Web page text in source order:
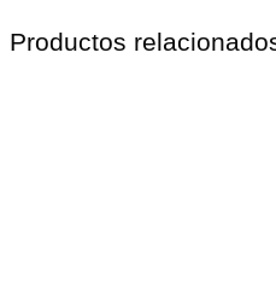
Productos